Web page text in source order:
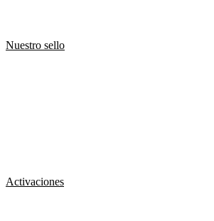
Nuestro sello
Activaciones